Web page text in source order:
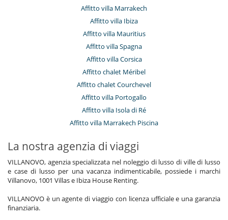
Affitto villa Marrakech
Affitto villa Ibiza
Affitto villa Mauritius
Affitto villa Spagna
Affitto villa Corsica
Affitto chalet Méribel
Affitto chalet Courchevel
Affitto villa Portogallo
Affitto villa Isola di Ré
Affitto villa Marrakech Piscina
La nostra agenzia di viaggi
VILLANOVO, agenzia specializzata nel noleggio di lusso di ville di lusso
e case di lusso per una vacanza indimenticabile, possiede i marchi
Villanovo, 1001 Villas e Ibiza House Renting.
VILLANOVO è un agente di viaggio con licenza ufficiale e una garanzia
finanziaria.